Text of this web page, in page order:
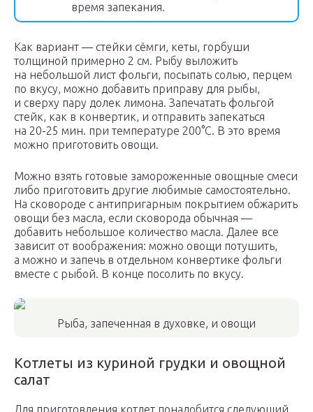
время запекания.
Как вариант — стейки сёмги, кеты, горбуши
толщиной примерно 2 см. Рыбу выложить
на небольшой лист фольги, посыпать солью, перцем
по вкусу, можно добавить приправу для рыбы,
и сверху пару долек лимона. Запечатать фольгой
стейк, как в конвертик, и отправить запекаться
на 20-25 мин. при температуре 200°С. В это время
можно приготовить овощи.
Можно взять готовые замороженные овощные смеси
либо приготовить другие любимые самостоятельно.
На сковороде с антипригарным покрытием обжарить
овощи без масла, если сковорода обычная —
добавить небольшое количество масла. Далее все
зависит от воображения: можно овощи потушить,
а можно и запечь в отдельном конвертике фольги
вместе с рыбой. В конце посолить по вкусу.
Рыба, запеченная в духовке, и овощи
Котлеты из куриной грудки и овощной
салат
Для приготовления котлет понадобится следующий